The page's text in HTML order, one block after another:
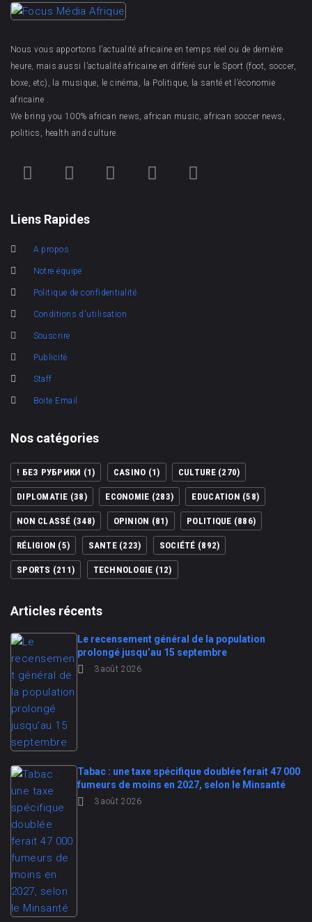
Nous vous apportons l’actualité africaine en temps réel ou de dernière
heure, mais aussi l’actualité africaine en différé sur le Sport (foot, soccer,
boxe, etc), la musique, le cinéma, la Politique, la santé et l’économie
africaine .
We bring you 100% african news, african music, african soccer news,
politics, health and culture.
Liens Rapides
A propos
Notre équipe
Politique de confidentialité
Conditions d'utilisation
Souscrire
Publicité
Staff
Boite Email
Nos catégories
! БЕЗ РУБРИКИ (1) CASINO (1) CULTURE(270)
DIPLOMATIE (38) ECONOMIE (283) EDUCATION (58)
NON CLASSÉ (348) OPINION (81) POLITIQUE (886)
RÉLIGION (5) SANTE(223) SOCIÉTÉ (892)
SPORTS (211) TECHNOLOGIE (12)
Articles récents
Le recensement général de la population
prolongé jusqu’au 15 septembre
3 août 2026
Tabac : une taxe spécifique doublée ferait 47 000
fumeurs de moins en 2027, selon le Minsanté
3 août 2026